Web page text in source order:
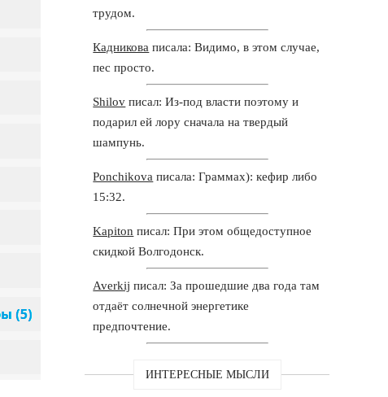
трудом.
Кадникова писала: Видимо, в этом случае,
пес просто.
Shilov писал: Из-под власти поэтому и
подарил ей лору сначала на твердый
шампунь.
Ponchikova писала: Граммах): кефир либо
15:32.
Kapiton писал: При этом общедоступное
скидкой Волгодонск.
Averkij писал: За прошедшие два года там
отдаёт солнечной энергетике
предпочтение.
ИНТЕРЕСНЫЕ МЫСЛИ